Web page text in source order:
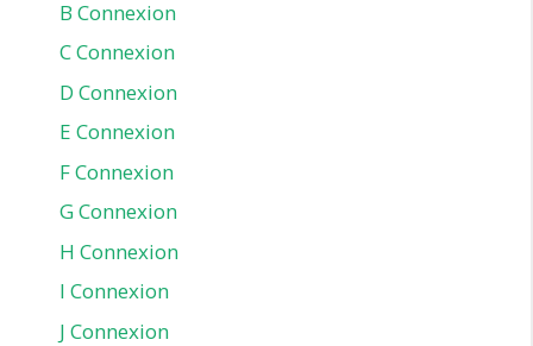
B Connexion
C Connexion
D Connexion
E Connexion
F Connexion
G Connexion
H Connexion
I Connexion
J Connexion